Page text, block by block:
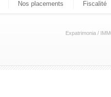
Nos placements Fiscalité
Expatrimonia /